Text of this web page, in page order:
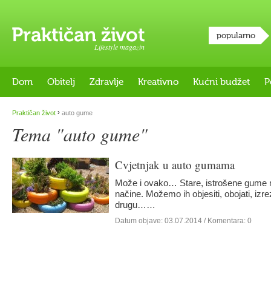
Lifestyle magazin
popularno
Dom Obitelj Zdravlje Kreativno Kućni budžet
Praktičan život › auto gume
Tema "auto gume"
Cvjetnjak u auto gumama
Može i ovako… Stare, istrošene gume
načine. Možemo ih objesiti, obojati,
drugu……
Datum objave: 03.07.2014 / Komentara: 0